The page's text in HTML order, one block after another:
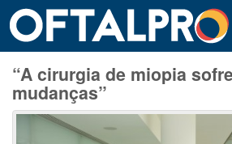
“A cirurgia de miopia
mudanças”